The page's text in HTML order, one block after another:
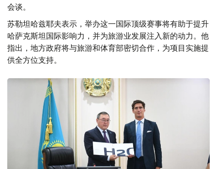
会谈。
苏勒坦哈兹耶夫表示，举办这一国际顶级赛事将有助于提升
哈萨克斯坦国际影响力，并为旅游业发展注入新的动力。他
指出，地方政府将与旅游和体育部密切合作，为项目实施提
供全方位支持。